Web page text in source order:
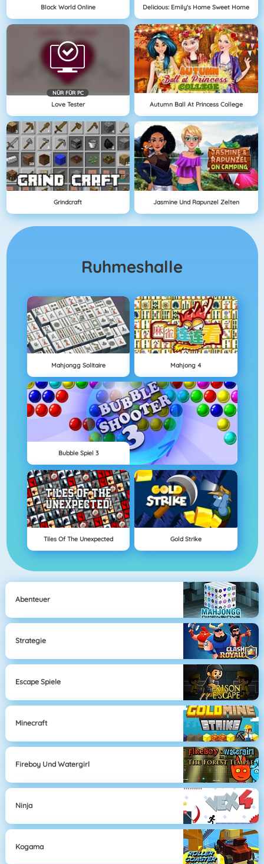
Block World Online Delicious: Emily's Home Sweet Home
NÜR FÜR PC
Love Tester Autumn Ball At Princess College
Grindcraft Jasmine Und Rapunzel Zelten
Ruhmeshalle
Mahjongg Solitaire Mahjong 4
Bubble Spiel 3
Tiles Of The Unexpected Gold Strike
Abenteuer
Strategie
Escape Spiele
Minecraft
Fireboy Und Watergirl
Ninja
Kogama